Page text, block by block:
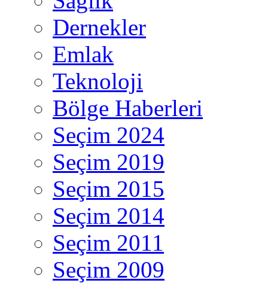
Dernekler
Emlak
Teknoloji
Bölge Haberleri
Seçim 2024
Seçim 2019
Seçim 2015
Seçim 2014
Seçim 2011
Seçim 2009